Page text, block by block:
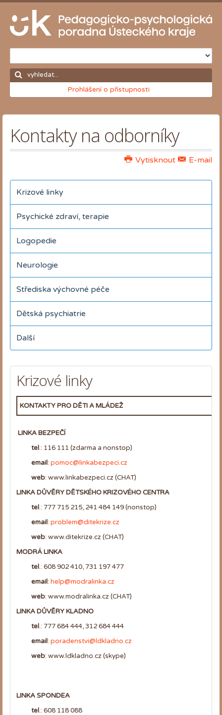
Prohlášení o přístupnosti
Kontakty na odborníky
E-mail
Vytisknout
Krizové linky
Psychické zdraví, terapie
Logopedie
Neurologie
Střediska výchovné péče
Dětská psychiatrie
Další
Krizové linky
KONTAKTY PRO DĚTI A MLÁDEŽ
LINKA BEZPEČÍ
tel.: 116 111 (zdarma a nonstop)
email: pomoc@linkabezpeci.cz
web: www.linkabezpeci.cz (CHAT)
LINKA DŮVĚRY DĚTSKÉHO KRIZOVÉHO CENTRA
tel.: 777 715 215, 241 484 149 (nonstop)
email: problem@ditekrize.cz
web: www.ditekrize.cz (CHAT)
MODRÁ LINKA
tel.: 608 902 410, 731 197 477
email: help@modralinka.cz
web: www.modralinka.cz (CHAT)
LINKA DŮVĚRY KLADNO
tel.: 777 684 444, 312 684 444
email: poradenstvi@ldkladno.cz
web: www.ldkladno.cz (skype)
LINKA SPONDEA
tel.: 608 118 088